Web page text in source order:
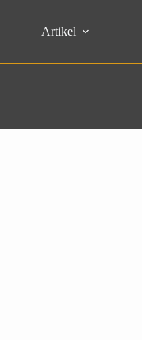
Artikel